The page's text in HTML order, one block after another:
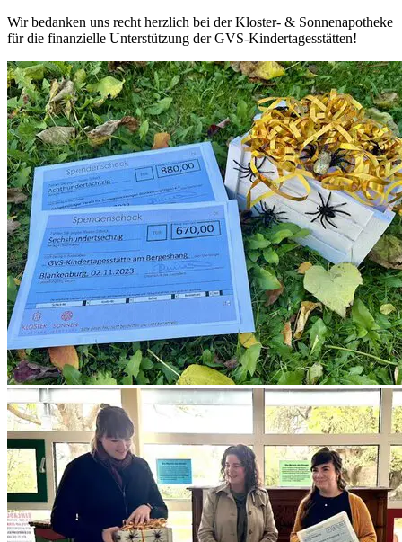
Wir bedanken uns recht herzlich bei der Kloster- & Sonnenapotheke
für die finanzielle Unterstützung der GVS-Kindertagesstätten!